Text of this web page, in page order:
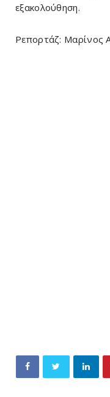
εξακολούθηση.
Ρεπορτάζ: Μαρίνος